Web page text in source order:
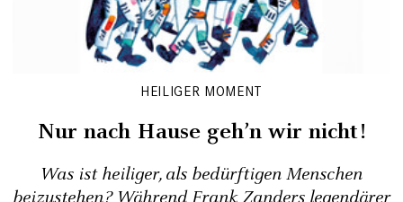
HEILIGER MOMENT
Nur nach Hause geh’n wir nicht!
Was ist heiliger, als bedürftigen Menschen